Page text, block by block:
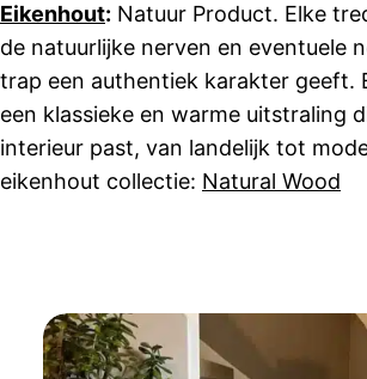
Eikenhout: Natuur Product. Elke
de natuurlijke nerven en eventuele
trap een authentiek karakter geeft.
een klassieke en warme uitstraling
interieur past, van landelijk tot
eikenhout collectie: Natural Wood